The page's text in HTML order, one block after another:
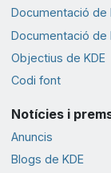
Documentació de
Documentació de
Objectius de KDE
Codi font
Notícies i
Anuncis
Blogs de KDE